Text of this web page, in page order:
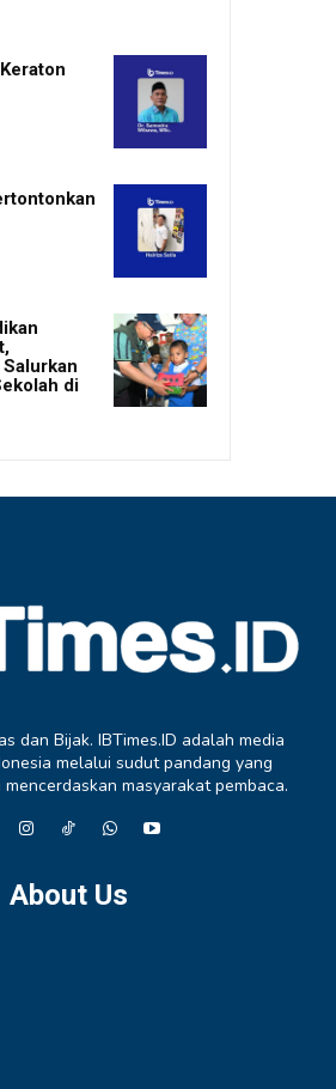
di
dan Bijak. IBTimes.ID adalah media
melalui sudut pandang yang
masyarakat pembaca.
About Us